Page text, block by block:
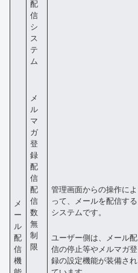
メ
ー
ル
配
信
機
配
信
シ
ス
テ
ム
メ
ル
マ
ガ
登
録
配
信
配
信
数
無
制
限
管理画面からの操作によ
って、メールを配信する
システムです。
ユーザー側は、メール配
信の停止等やメルマガ登
録の設定機能が装備され